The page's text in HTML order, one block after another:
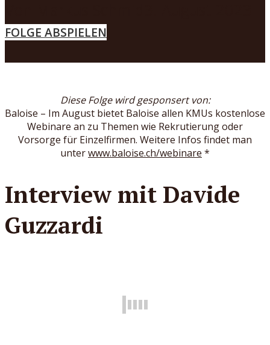
MENÜ
FOLGE ABSPIELEN
Diese Folge wird gesponsert von:
Baloise – Im August bietet Baloise allen KMUs kostenlose
Webinare an zu Themen wie Rekrutierung oder
Vorsorge für Einzelfirmen. Weitere Infos findet man
unterwww.baloise.ch/webinare *
Interview mit Davide
Guzzardi